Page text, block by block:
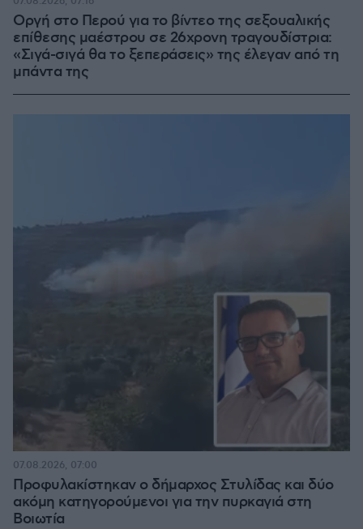
Οργή στο Περού για το βίντεο της σεξουαλικής
επίθεσης μαέστρου σε 26χρονη τραγουδίστρια:
«Σιγά-σιγά θα το ξεπεράσεις» της έλεγαν από τη
μπάντα της
Προφυλακίστηκαν ο δήμαρχος Στυλίδας και δύο
ακόμη κατηγορούμενοι για την πυρκαγιά στη
Βοιωτία
07.08.2026, 07:00